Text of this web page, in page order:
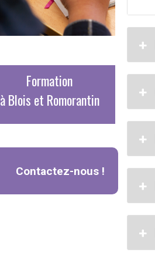
Formation
à Blois et Romorantin
Contactez-nous !